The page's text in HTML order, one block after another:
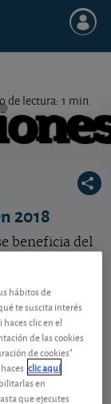
de lectura: 1 min.
2018
beneficia del
hábitos de
te suscita interés
clic en el
de las cookies
de cookies"
clic aquí
en
que ejecutes